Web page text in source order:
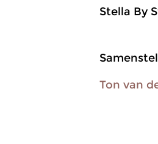
Stella By
Ton van